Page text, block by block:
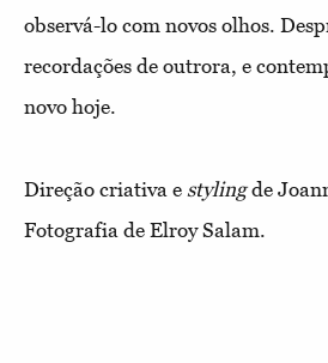
observá-lo com novos olhos.
recordações de outrora, e
novo hoje.
Direção criativa e stylingde
Fotografia de Elroy Salam.